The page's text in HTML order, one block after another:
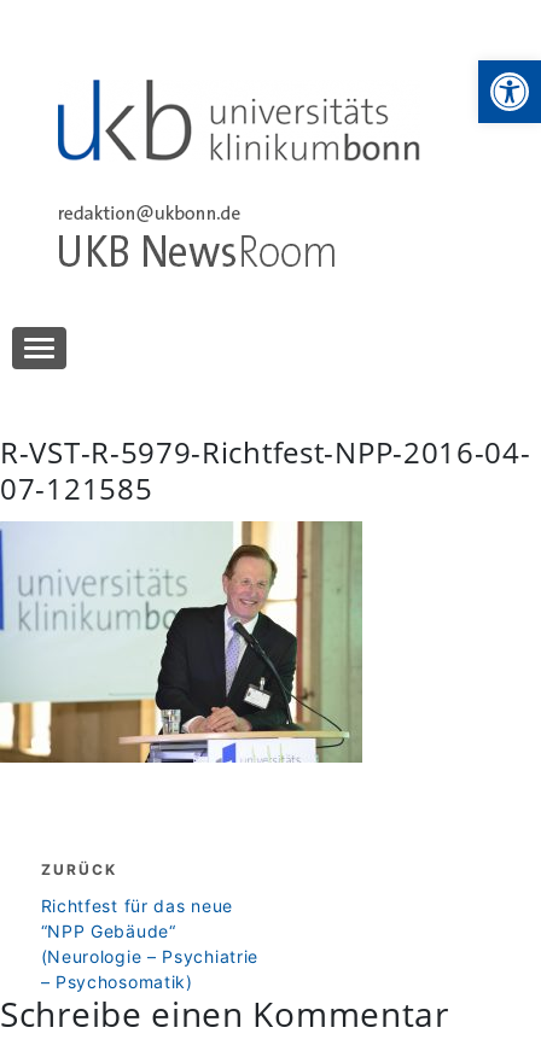
UKB NewsRoom
R-VST-R-5979-Richtfest-NPP-2016-04-
07-121585
Beitragsnavigation
ZURÜCK
zurück
Richtfest für das neue
“NPP Gebäude“
(Neurologie – Psychiatrie
– Psychosomatik)
Schreibe einen Kommentar